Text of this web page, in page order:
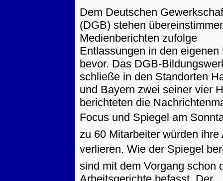
Dem Deutschen
(DGB) stehen
Medienberichten zufolge
Entlassungen in den eigenen
bevor. Das DGB-
schließe in den Standorten
und Bayern zwei seiner vier
berichteten die
Focus und Spiegel am
zu 60 Mitarbeiter würden ihre
verlieren. Wie der Spiegel
sind mit dem Vorgang schon